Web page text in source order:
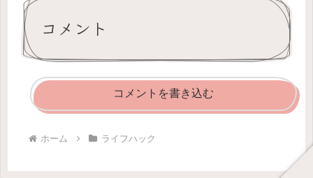
コメント
コメントを書き込む
ホーム ライフハック